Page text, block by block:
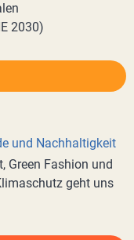
2030)
und Nachhaltigkeit
Green Fashion und
geht uns